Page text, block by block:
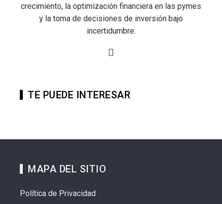
crecimiento, la optimización financiera en las pymes
y la toma de decisiones de inversión bajo
incertidumbre.
TE PUEDE INTERESAR
MAPA DEL SITIO
Política de Privacidad